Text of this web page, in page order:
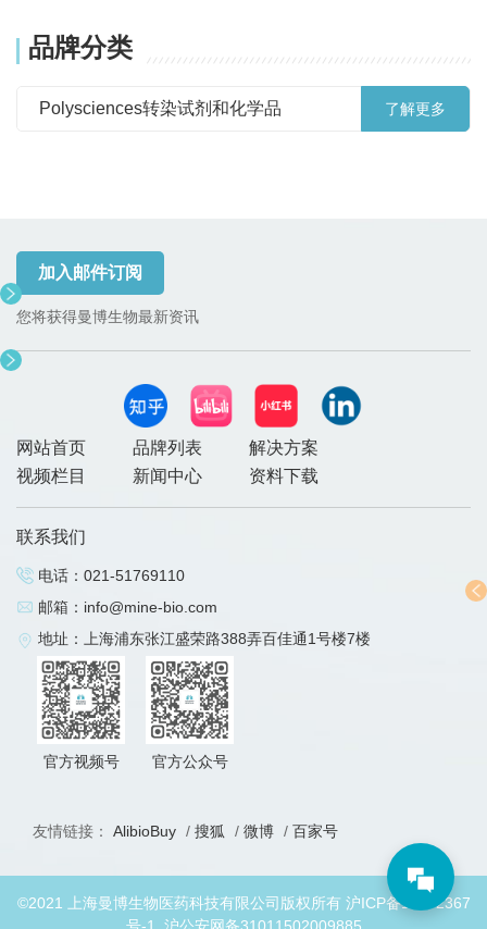
品牌分类
Polysciences转染试剂和化学品 了解更多
加入邮件订阅
您将获得曼博生物最新资讯
网站首页 品牌列表
解决方案
视频栏目
新闻中心 资料下载
联系我们
电话： 021-51769110
邮箱： info@mine-bio.com
地址：上海浦东张江盛荣路388弄百佳通1号楼7楼
官方视频号 官方公众号
友情链接： AlibioBuy / 搜狐 / 微博 / 百家号
©2021 上海曼博生物医药科技有限公司版权所有 沪ICP备19032367